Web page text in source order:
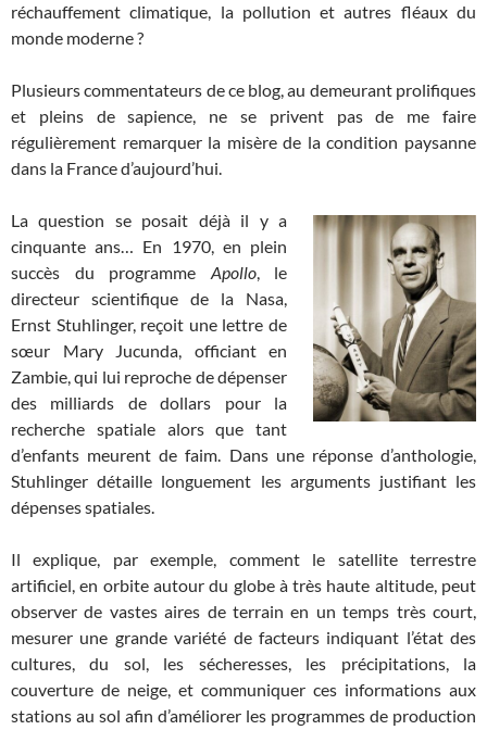
réchauffement climatique, la pollution et autres fléaux du
monde moderne ?
Plusieurs commentateurs de ce blog, au demeurant prolifiques
et pleins de sapience, ne se privent pas de me faire
régulièrement remarquer la misère de la condition paysanne
dans la France d’aujourd’hui.
La question se posait déjà il y a
cinquante ans… En 1970, en plein
succès du programme Apollo, le
directeur scientifique de la Nasa,
Ernst Stuhlinger, reçoit une lettre de
sœur Mary Jucunda, officiant en
Zambie, qui lui reproche de dépenser
des milliards de dollars pour la
recherche spatiale alors que tant
d’enfants meurent de faim. Dans une réponse d’anthologie,
Stuhlinger détaille longuement les arguments justifiant les
dépenses spatiales.
Il explique, par exemple, comment le satellite terrestre
artificiel, en orbite autour du globe à très haute altitude, peut
observer de vastes aires de terrain en un temps très court,
mesurer une grande variété de facteurs indiquant l’état des
cultures, du sol, les sécheresses, les précipitations, la
couverture de neige, et communiquer ces informations aux
stations au sol afin d’améliorer les programmes de production